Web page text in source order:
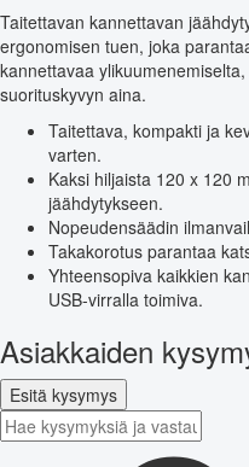
Taitettavan kannettavan
ergonomisen tuen, joka
kannettavaa
suorituskyvyn aina.
Taitettava, kompakti ja
varten.
Kaksi hiljaista 120 x 120
jäähdytykseen.
Nopeudensäädin
Takakorotus parantaa
Yhteensopiva kaikkien
USB-virralla toimiva.
Asiakkaiden
Esitä kysymys